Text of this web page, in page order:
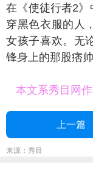
使徒行者2》中
穿黑色衣服的人
女孩子喜欢。无
锋身上的那股痞
文系秀目网作者
上一篇
来源：秀目